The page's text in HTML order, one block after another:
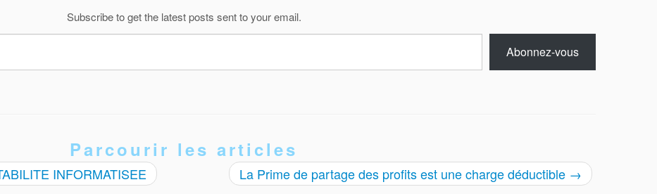
Subscribe to get the latest posts sent to your email.
Abonnez-vous
Parcourir les articles
INFORMATISEE La Prime de partage des profits est une charge déductible →